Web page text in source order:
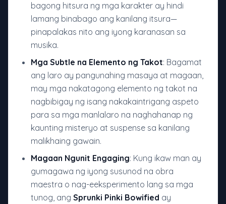
bagong hitsura ng mga karakter ay hindi
lamang binabago ang kanilang itsura—
pinapalakas nito ang iyong karanasan sa
musika.
Mga Subtle na Elemento ng Takot: Bagamat
ang laro ay pangunahing masaya at magaan,
may mga nakatagong elemento ng takot na
nagbibigay ng isang nakakaintrigang aspeto
para sa mga manlalaro na naghahanap ng
kaunting misteryo at suspense sa kanilang
malikhaing gawain.
Magaan Ngunit Engaging: Kung ikaw man ay
gumagawa ng iyong susunod na obra
maestra o nag-eeksperimento lang sa mga
tunog, ang Sprunki Pinki Bowified ay